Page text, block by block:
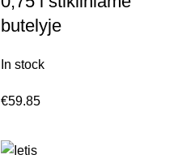
butelyje
In stock
€59.85